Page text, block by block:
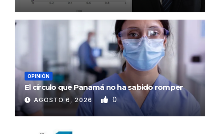
OPINIÓN
El círculo que Panamá no ha sabido romper
AGOSTO 6, 2026 0